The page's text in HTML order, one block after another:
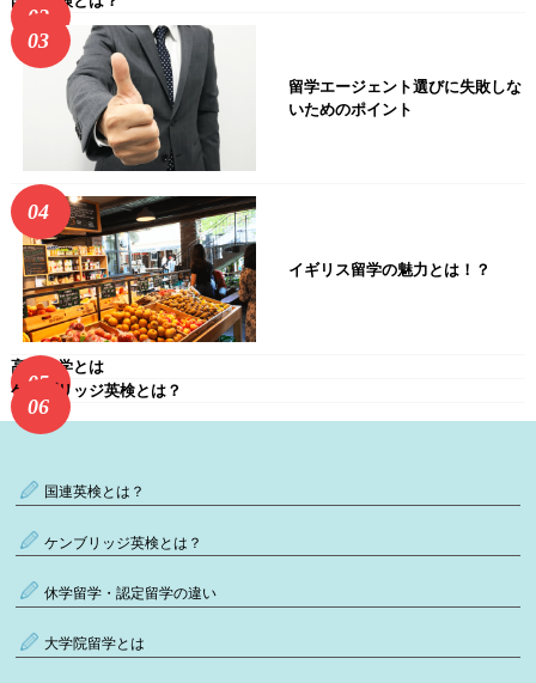
留学エージェント選びに失敗しな
いためのポイント
イギリス留学の魅力とは！？
高校留学とは
ケンブリッジ英検とは？
国連英検とは？
ケンブリッジ英検とは？
休学留学・認定留学の違い
大学院留学とは